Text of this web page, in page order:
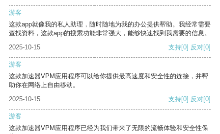
游客
这款app就像我的私人助理，随时随地为我的办公提供帮助。我经常需要
查找资料，这款app的搜索功能非常强大，能够快速找到我需要的信息。
2025-10-15
支持[0] 反对[0]
游客
这款加速器VPM应用程序可以给你提供最高速度和安全性的连接，并帮
助你在网络上自由移动。
2025-10-15
支持[0] 反对[0]
游客
这款加速器VPM应用程序已经为我们带来了无限的流畅体验和安全性保